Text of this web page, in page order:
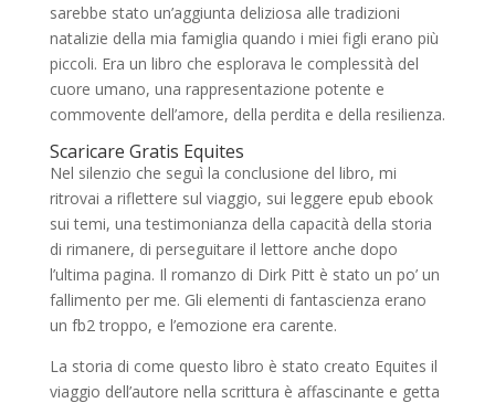
sarebbe stato un’aggiunta deliziosa alle tradizioni
natalizie della mia famiglia quando i miei figli erano più
piccoli. Era un libro che esplorava le complessità del
cuore umano, una rappresentazione potente e
commovente dell’amore, della perdita e della resilienza.
Scaricare Gratis Equites
Nel silenzio che seguì la conclusione del libro, mi
ritrovai a riflettere sul viaggio, sui leggere epub ebook
sui temi, una testimonianza della capacità della storia
di rimanere, di perseguitare il lettore anche dopo
l’ultima pagina. Il romanzo di Dirk Pitt è stato un po’ un
fallimento per me. Gli elementi di fantascienza erano
un fb2 troppo, e l’emozione era carente.
La storia di come questo libro è stato creato Equites il
viaggio dell’autore nella scrittura è affascinante e getta